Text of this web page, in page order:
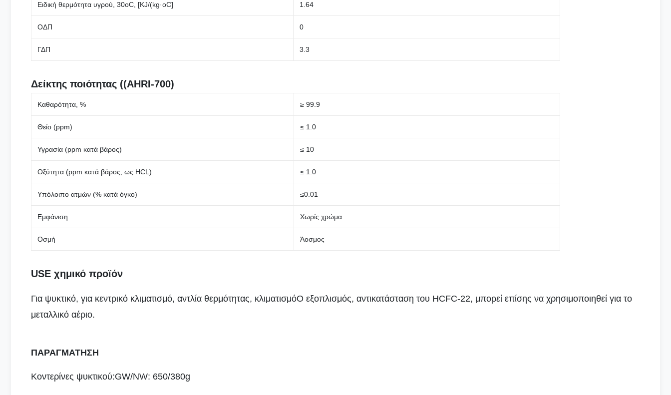
Ειδική θερμότητα υγρού, 30oC, [KJ/(kg·oC] 1.64
ΟΔΠ 0
ΓΔΠ 3.3
Δείκτης ποιότητας ((AHRI-700)
Καθαρότητα, % ≥ 99.9
Θείο (ppm) ≤ 1.0
Υγρασία (ppm κατά βάρος) ≤ 10
Οξύτητα (ppm κατά βάρος, ως HCL) ≤ 1.0
Υπόλοιπο ατμών (% κατά όγκο) ≤0.01
Εμφάνιση Χωρίς χρώμα
Οσμή Άοσμος
USE χημικό προϊόν
Για ψυκτικό, για κεντρικό κλιματισμό, αντλία θερμότητας, κλιματισμόΟ εξοπλισμός, αντικατάσταση του HCFC-22, μπορεί επίσης να χρησιμοποιηθεί για το
μεταλλικό αέριο.
ΠΑΡΑΓΜΑΤΗΣΗ
Κοντερίνες ψυκτικού:GW/NW: 650/380g